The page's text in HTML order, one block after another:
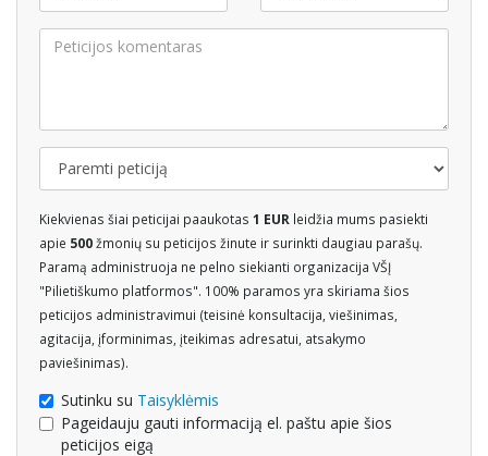
Kiekvienas šiai peticijai paaukotas 1 EUR leidžia mums pasiekti
apie 500žmonių su peticijos žinute ir surinkti daugiau parašų.
Paramą administruoja ne pelno siekianti organizacija VŠĮ
"Pilietiškumo platformos". 100% paramos yra skiriama šios
peticijos administravimui (teisinė konsultacija, viešinimas,
agitacija, įforminimas, įteikimas adresatui, atsakymo
paviešinimas).
Sutinku su Taisyklėmis
Pageidauju gauti informaciją el. paštu apie šios
peticijos eigą